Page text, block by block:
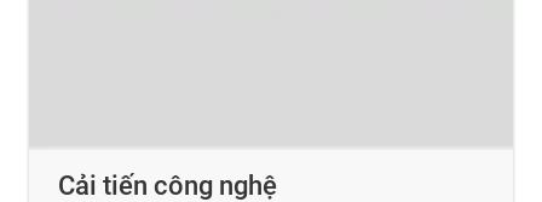
Cải tiến công nghệ